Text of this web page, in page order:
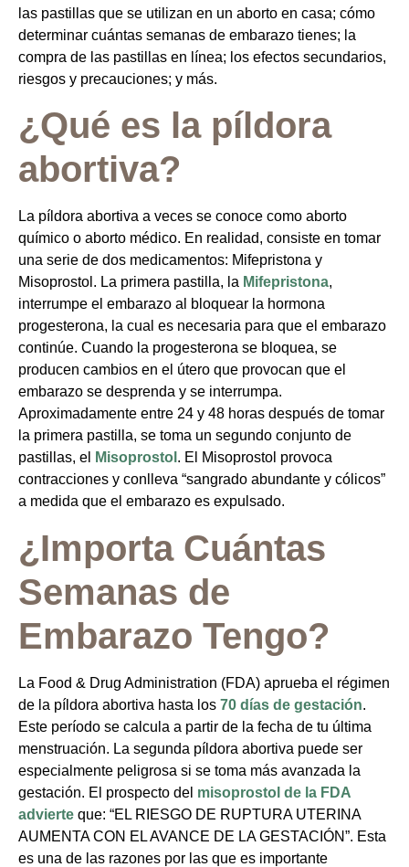
las pastillas que se utilizan en un aborto en casa; cómo
determinar cuántas semanas de embarazo tienes; la
compra de las pastillas en línea; los efectos secundarios,
riesgos y precauciones; y más.
¿Qué es la píldora
abortiva?
La píldora abortiva a veces se conoce como aborto
químico o aborto médico. En realidad, consiste en tomar
una serie de dos medicamentos: Mifepristona y
Misoprostol. La primera pastilla, la Mifepristona,
interrumpe el embarazo al bloquear la hormona
progesterona, la cual es necesaria para que el embarazo
continúe. Cuando la progesterona se bloquea, se
producen cambios en el útero que provocan que el
embarazo se desprenda y se interrumpa.
Aproximadamente entre 24 y 48 horas después de tomar
la primera pastilla, se toma un segundo conjunto de
pastillas, el
Misoprostol . El Misoprostol provoca
contracciones y conlleva “sangrado abundante y cólicos”
a medida que el embarazo es expulsado.
¿Importa Cuántas
Semanas de
Embarazo Tengo?
La Food & Drug Administration (FDA) aprueba el régimen
de la píldora abortiva hasta los 70 días de gestación.
Este período se calcula a partir de la fecha de tu última
menstruación. La segunda píldora abortiva puede ser
especialmente peligrosa si se toma más avanzada la
gestación. El prospecto del misoprostol de la FDA
advierte que: “EL RIESGO DE RUPTURA UTERINA
AUMENTA CON EL AVANCE DE LA GESTACIÓN”. Esta
es una de las razones por las que es importante